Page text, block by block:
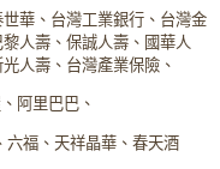
華、台灣工業銀行、台灣金
人壽、保誠人壽、國華人
人壽、台灣產業保險、
阿里巴巴、
六福、天祥晶華、春天酒